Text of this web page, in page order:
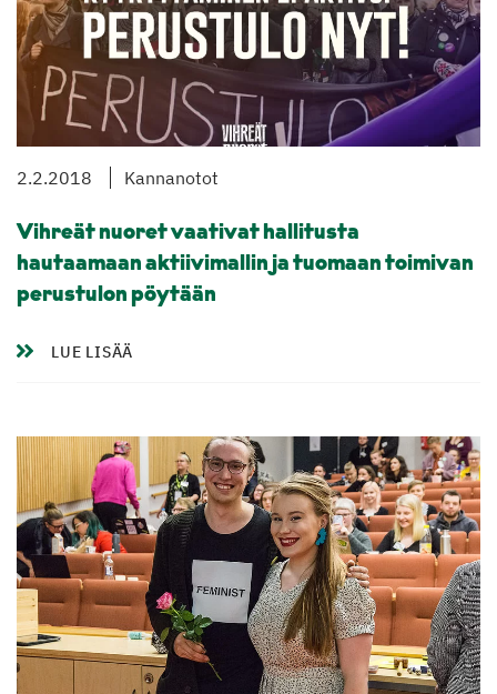
2.2.2018 Kannanotot
Vihreät nuoret vaativat hallitusta
hautaamaan aktiivimallin ja tuomaan toimivan
perustulon pöytään
LUE LISÄÄ